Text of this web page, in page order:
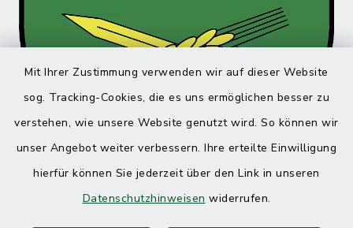
Mit Ihrer Zustimmung verwenden wir auf dieser Website
sog. Tracking-Cookies, die es uns ermöglichen besser zu
verstehen, wie unsere Website genutzt wird. So können wir
unser Angebot weiter verbessern. Ihre erteilte Einwilligung
hierfür können Sie jederzeit über den Link in unseren
Datenschutzhinweisen widerrufen.